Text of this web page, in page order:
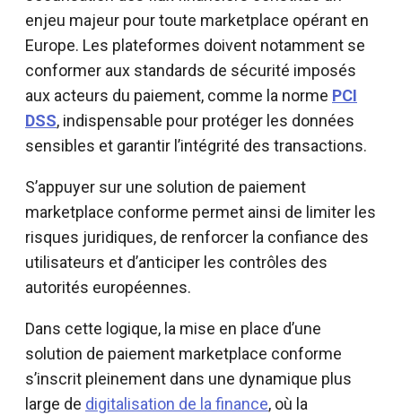
enjeu majeur pour toute marketplace opérant en
Europe. Les plateformes doivent notamment se
conformer aux standards de sécurité imposés
aux acteurs du paiement, comme la norme PCI
DSS, indispensable pour protéger les données
sensibles et garantir l’intégrité des transactions.
S’appuyer sur une solution de paiement
marketplace conforme permet ainsi de limiter les
risques juridiques, de renforcer la confiance des
utilisateurs et d’anticiper les contrôles des
autorités européennes.
Dans cette logique, la mise en place d’une
solution de paiement marketplace conforme
s’inscrit pleinement dans une dynamique plus
large de digitalisation de la finance, où la